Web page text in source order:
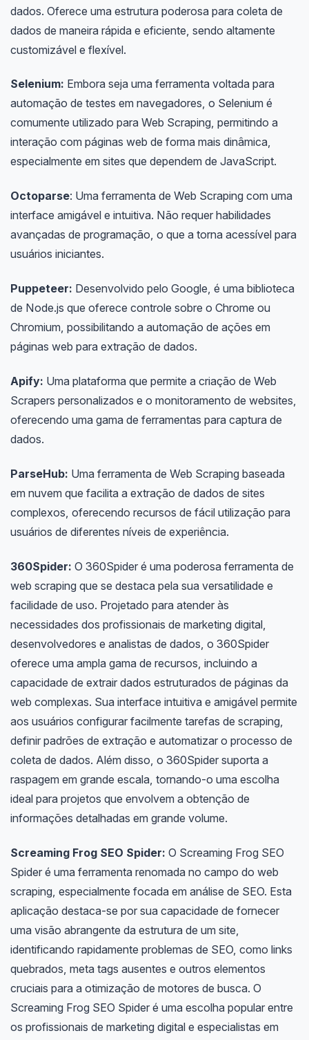
dados. Oferece uma estrutura poderosa para coleta de
dados de maneira rápida e eficiente, sendo altamente
customizável e flexível.
Selenium: Embora seja uma ferramenta voltada para
automação de testes em navegadores, o Selenium é
comumente utilizado para Web Scraping, permitindo a
interação com páginas web de forma mais dinâmica,
especialmente em sites que dependem de JavaScript.
Octoparse: Uma ferramenta de Web Scraping com uma
interface amigável e intuitiva. Não requer habilidades
avançadas de programação, o que a torna acessível para
usuários iniciantes.
Puppeteer: Desenvolvido pelo Google, é uma biblioteca
de Node.js que oferece controle sobre o Chrome ou
Chromium, possibilitando a automação de ações em
páginas web para extração de dados.
Apify: Uma plataforma que permite a criação de Web
Scrapers personalizados e o monitoramento de websites,
oferecendo uma gama de ferramentas para captura de
dados.
ParseHub: Uma ferramenta de Web Scraping baseada
em nuvem que facilita a extração de dados de sites
complexos, oferecendo recursos de fácil utilização para
usuários de diferentes níveis de experiência.
360Spider: O 360Spider é uma poderosa ferramenta de
web scraping que se destaca pela sua versatilidade e
facilidade de uso. Projetado para atender às
necessidades dos profissionais de marketing digital,
desenvolvedores e analistas de dados, o 360Spider
oferece uma ampla gama de recursos, incluindo a
capacidade de extrair dados estruturados de páginas da
web complexas. Sua interface intuitiva e amigável permite
aos usuários configurar facilmente tarefas de scraping,
definir padrões de extração e automatizar o processo de
coleta de dados. Além disso, o 360Spider suporta a
raspagem em grande escala, tornando-o uma escolha
ideal para projetos que envolvem a obtenção de
informações detalhadas em grande volume.
Screaming Frog SEO Spider: O Screaming Frog SEO
Spider é uma ferramenta renomada no campo do web
scraping, especialmente focada em análise de SEO. Esta
aplicação destaca-se por sua capacidade de fornecer
uma visão abrangente da estrutura de um site,
identificando rapidamente problemas de SEO, como links
quebrados, meta tags ausentes e outros elementos
cruciais para a otimização de motores de busca. O
Screaming Frog SEO Spider é uma escolha popular entre
os profissionais de marketing digital e especialistas em